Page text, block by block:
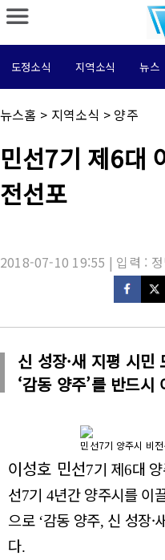
도정소식 지역소식 뉴스
채
널
뉴스홈 > 지역소식 > 양주
기
사
목
민선7기 제6대
전선포
2018-07-10 19:55 | 입력 : 정
신 성장·새 지평 시민
‘감동 양주’를 반드시
민선7기 양주시 비전
이성호 민선7기 제6대
선7기 4년간 양주시를 이
으로 ‘감동 양주, 신 성장·
다.